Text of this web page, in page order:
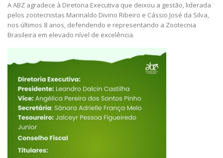
A ABZ agradece à Diretoria Executiva que deixou a gestão, liderada
pelos zootecnistas Marinaldo Divino Ribeiro e Cássio José da Silva,
nos últimos 8 anos, defendendo e representando a Zootecnia
Brasileira em elevado nível de excelência.